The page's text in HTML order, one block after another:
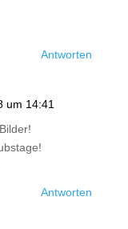
Antworten
um 14:41
Antworten